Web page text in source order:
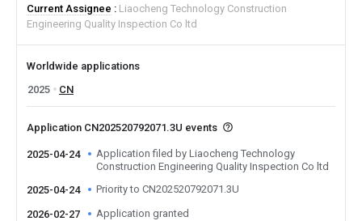
Current Assignee
Liaocheng Technology Construction
Engineering Quality Inspection Co ltd
Worldwide applications
2025
CN
Application CN202520792071.3U events
2025-04-24
Application filed by Liaocheng Technology
Construction Engineering Quality Inspection Co ltd
2025-04-24
Priority to CN202520792071.3U
2026-02-27 Application granted